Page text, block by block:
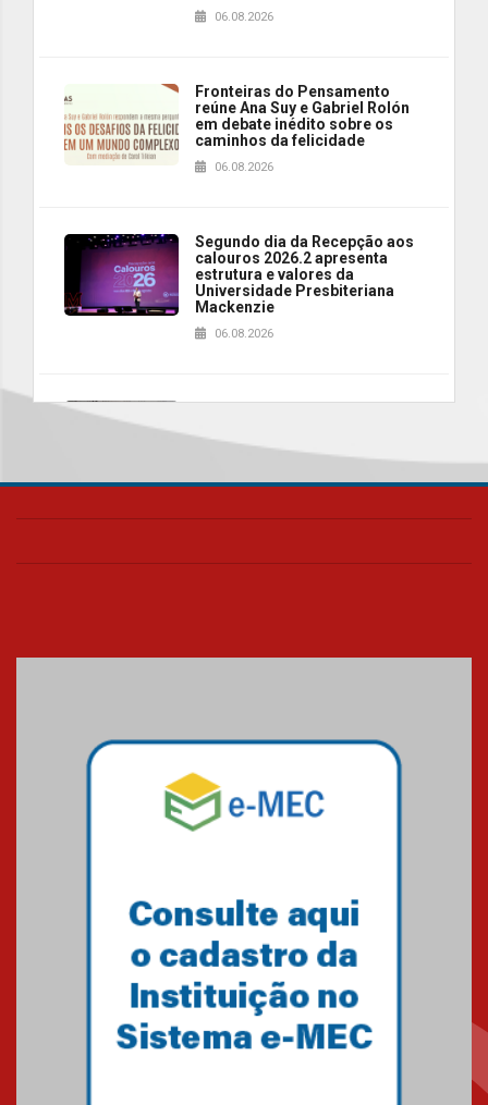
06.08.2026
Fronteiras do Pensamento
reúne Ana Suy e Gabriel Rolón
em debate inédito sobre os
caminhos da felicidade
06.08.2026
Segundo dia da Recepção aos
calouros 2026.2 apresenta
estrutura e valores da
Universidade Presbiteriana
Mackenzie
06.08.2026
Nova apresentação do Centro
homenageia artista brasileira
realizará nova edição da Feira
04.08.2026
Mackenzie recepciona os
calouros do segundo semestre
Como o Colégio Mackenzie
Brasília prepara seus
estudantes para o PAS antes
mesmo do Ensino Médio